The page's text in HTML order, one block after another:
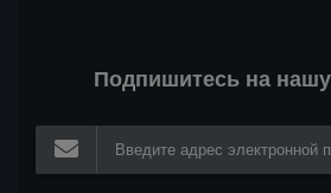
Подпишитесь на